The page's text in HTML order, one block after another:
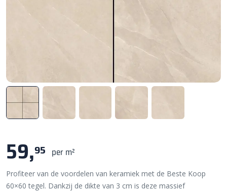
59,95 per m²
Profiteer van de voordelen van keramiek met de Beste Koop
60×60 tegel. Dankzij de dikte van 3 cm is deze massief